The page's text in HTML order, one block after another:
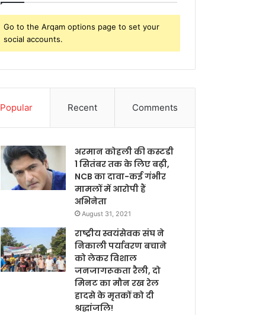
Go to the Arqam options page to set your
social accounts.
Popular Recent Comments
अरमान कोहली की कस्टडी
1 सितंबर तक के लिए बढ़ी,
NCB का दावा-कई गंभीर
मामलों में आरोपी हैं
अभिनेता
August 31, 2021
राष्ट्रीय स्वयंसेवक संघ ने
निकाली पर्यावरण बचाने
को लेकर विशाल
जनजागरूकता रैली, दो
मिनट का मौन रख रेल
हादसे के मृतकों को दी
श्रद्धांजलि!